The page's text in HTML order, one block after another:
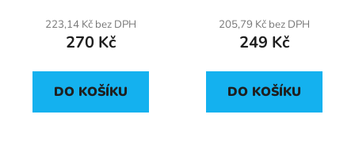
223,14 Kč bez DPH
270 Kč
DO KOŠÍKU
205,79 Kč bez DPH
249 Kč
DO KOŠÍKU